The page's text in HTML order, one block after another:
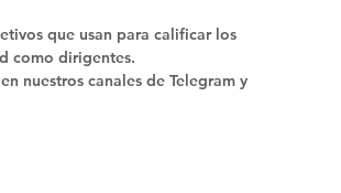
que usan para calificar los
como dirigentes.
nuestros canales de Telegram y